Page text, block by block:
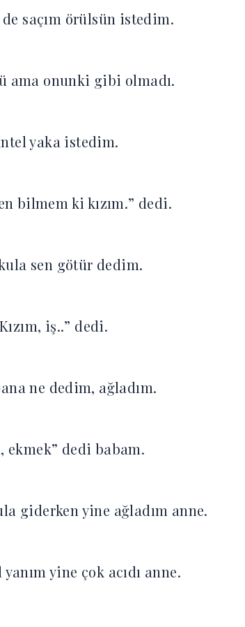
saçım örülsün istedim.
ama onunki gibi olmadı.
yaka istedim.
bilmem ki kızım.” dedi.
sen götür dedim.
iş..” dedi.
ne dedim, ağladım.
ekmek” dedi babam.
giderken yine ağladım anne.
yine çok acıdı anne.